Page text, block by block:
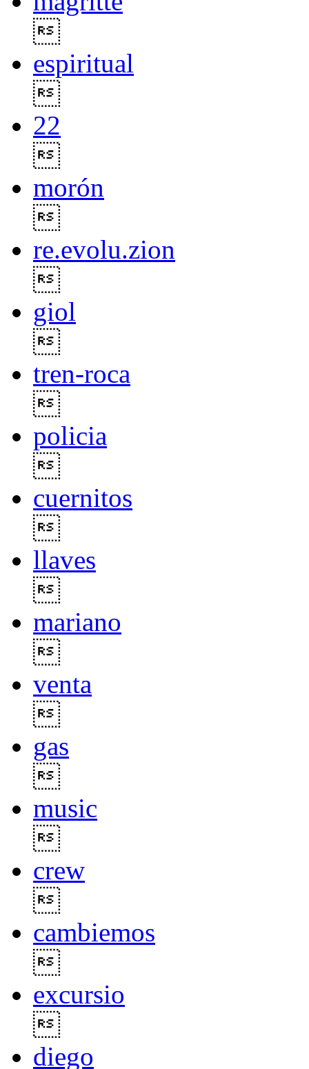
espiritual
22
morón
re.evolu.zion
giol
tren-roca
policia
cuernitos
llaves
mariano
venta
gas
music
crew
cambiemos
excursio
diego